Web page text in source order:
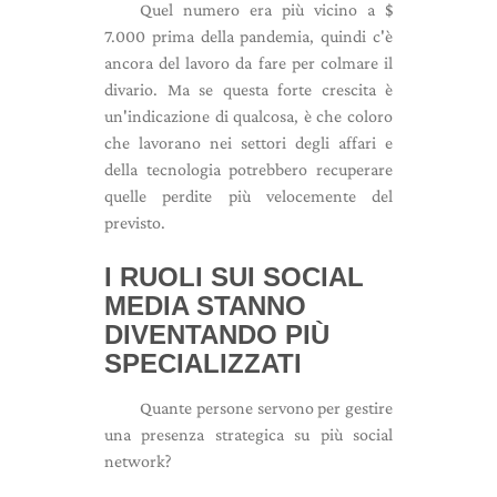
Quel numero era più vicino a $
7.000 prima della pandemia, quindi c'è
ancora del lavoro da fare per colmare il
divario. Ma se questa forte crescita è
un'indicazione di qualcosa, è che coloro
che lavorano nei settori degli affari e
della tecnologia potrebbero recuperare
quelle perdite più velocemente del
previsto.
I RUOLI SUI SOCIAL
MEDIA STANNO
DIVENTANDO PIÙ
SPECIALIZZATI
Quante persone servono per gestire
una presenza strategica su più social
network?